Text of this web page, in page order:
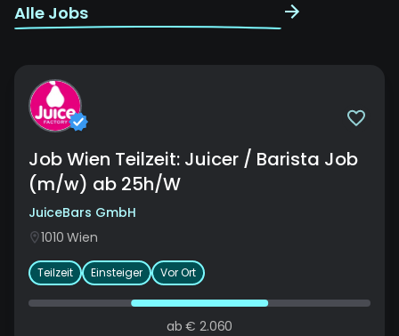
Alle Jobs
Job Wien Teilzeit: Juicer / Barista Job
(m/w) ab 25h/W
JuiceBars GmbH
1010 Wien
Teilzeit Einsteiger Vor Ort
ab€ 2.060